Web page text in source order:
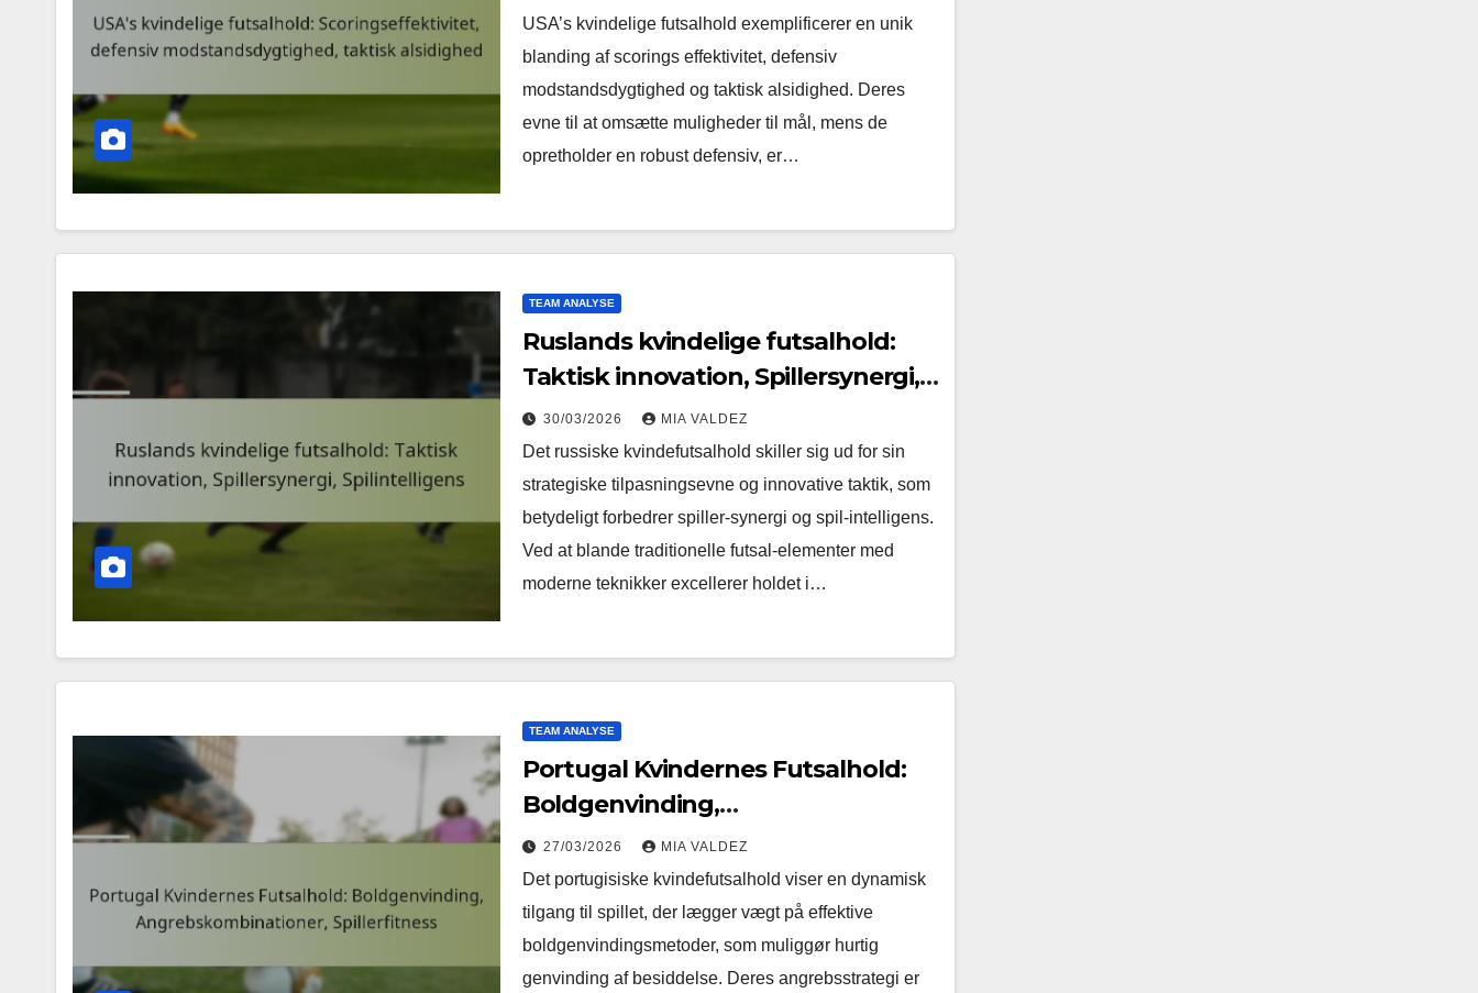
alsidighed
USA’s kvindelige futsalhold exemplificerer en unik
blanding af scorings effektivitet, defensiv
modstandsdygtighed og taktisk alsidighed. Deres
evne til at omsætte muligheder til mål, mens de
opretholder en robust defensiv, er…
TEAM ANALYSE
Ruslands kvindelige futsalhold:
Taktisk innovation, Spillersynergi,
Spilintelligens
30/03/2026 MIA VALDEZ
Det russiske kvindefutsalhold skiller sig ud for sin
strategiske tilpasningsevne og innovative taktik, som
betydeligt forbedrer spiller-synergi og spil-intelligens.
Ved at blande traditionelle futsal-elementer med
moderne teknikker excellerer holdet i…
TEAM ANALYSE
Portugal Kvindernes Futsalhold:
Boldgenvinding,
Angrebskombinationer,
Spillerfitness
27/03/2026 MIA VALDEZ
Det portugisiske kvindefutsalhold viser en dynamisk
tilgang til spillet, der lægger vægt på effektive
boldgenvindingsmetoder, som muliggør hurtig
genvinding af besiddelse. Deres angrebsstrategi er